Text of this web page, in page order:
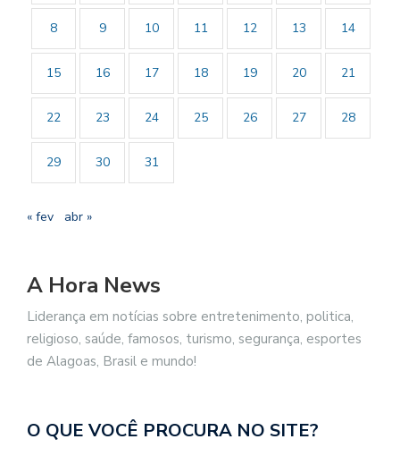
8 9 10 11 12 13 14
15 16 17 18 19 20 21
22 23 24 25 26 27 28
29 30 31
« fev abr »
A Hora News
Liderança em notícias sobre entretenimento, politica,
religioso, saúde, famosos, turismo, segurança, esportes
de Alagoas, Brasil e mundo!
O QUE VOCÊ PROCURA NO SITE?